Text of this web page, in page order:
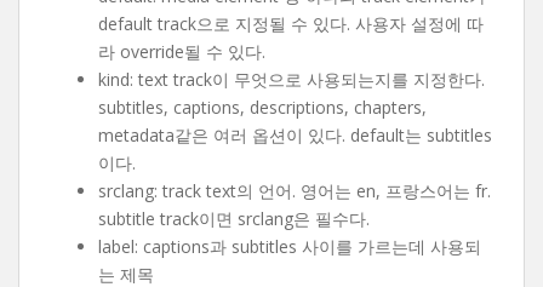
default track으로 지정될 수 있다. 사용자 설정에 따
라 override될 수 있다.
kind: text track이 무엇으로 사용되는지를 지정한다.
subtitles, captions, descriptions, chapters,
metadata같은 여러 옵션이 있다. default는 subtitles
이다.
srclang: track text의 언어. 영어는 en, 프랑스어는 fr.
subtitle track이면 srclang은 필수다.
label: captions과 subtitles 사이를 가르는데 사용되
는 제목